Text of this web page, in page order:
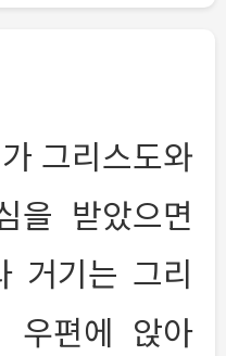
그리스도와
을 받았으면
거기는 그리
우편에 앉아